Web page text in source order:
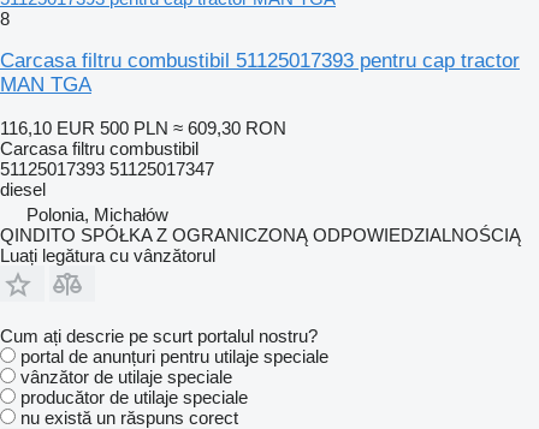
8
Carcasa filtru combustibil 51125017393 pentru cap tractor
MAN TGA
116,10 EUR 500 PLN ≈ 609,30 RON
Carcasa filtru combustibil
51125017393 51125017347
diesel
Polonia, Michałów
QINDITO SPÓŁKA Z OGRANICZONĄ ODPOWIEDZIALNOŚCIĄ
Luați legătura cu vânzătorul
Cum ați descrie pe scurt portalul nostru?
portal de anunțuri pentru utilaje speciale
vânzător de utilaje speciale
producător de utilaje speciale
nu există un răspuns corect